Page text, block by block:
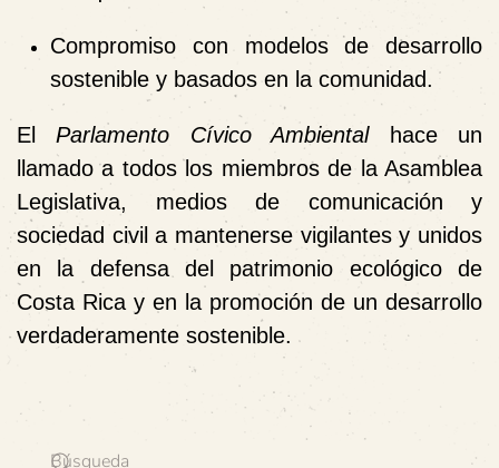
Compromiso con modelos de desarrollo
sostenible y basados en la comunidad.
ElParlamento Cívico Ambientalhace un
llamado a todos los miembros de la Asamblea
Legislativa, medios de comunicación y
sociedad civil a mantenerse vigilantes y unidos
en la defensa del patrimonio ecológico de
Costa Rica y en la promoción de un desarrollo
verdaderamente sostenible.